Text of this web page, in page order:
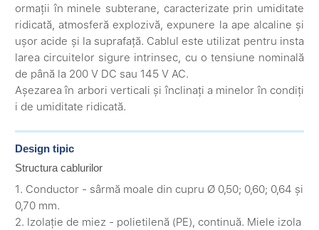
ormații în minele subterane, caracterizate prin umiditate
ridicată, atmosferă explozivă, expunere la ape alcaline și
ușor acide și la suprafață. Cablul este utilizat pentru insta
larea circuitelor sigure intrinsec, cu o tensiune nominală
de până la 200 V DC sau 145 V AC.
Așezarea în arbori verticali și înclinați a minelor în condiți
i de umiditate ridicată.
Design tipic
Structura cablurilor
1. Conductor - sârmă moale din cupru Ø 0,50; 0,60; 0,64 și
0,70 mm.
2. Izolație de miez - polietilenă (PE), continuă. Miele izola